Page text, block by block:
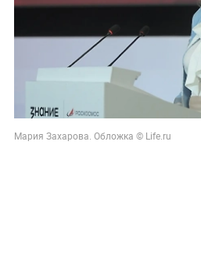
Мария Захарова. Обложка © Life.ru